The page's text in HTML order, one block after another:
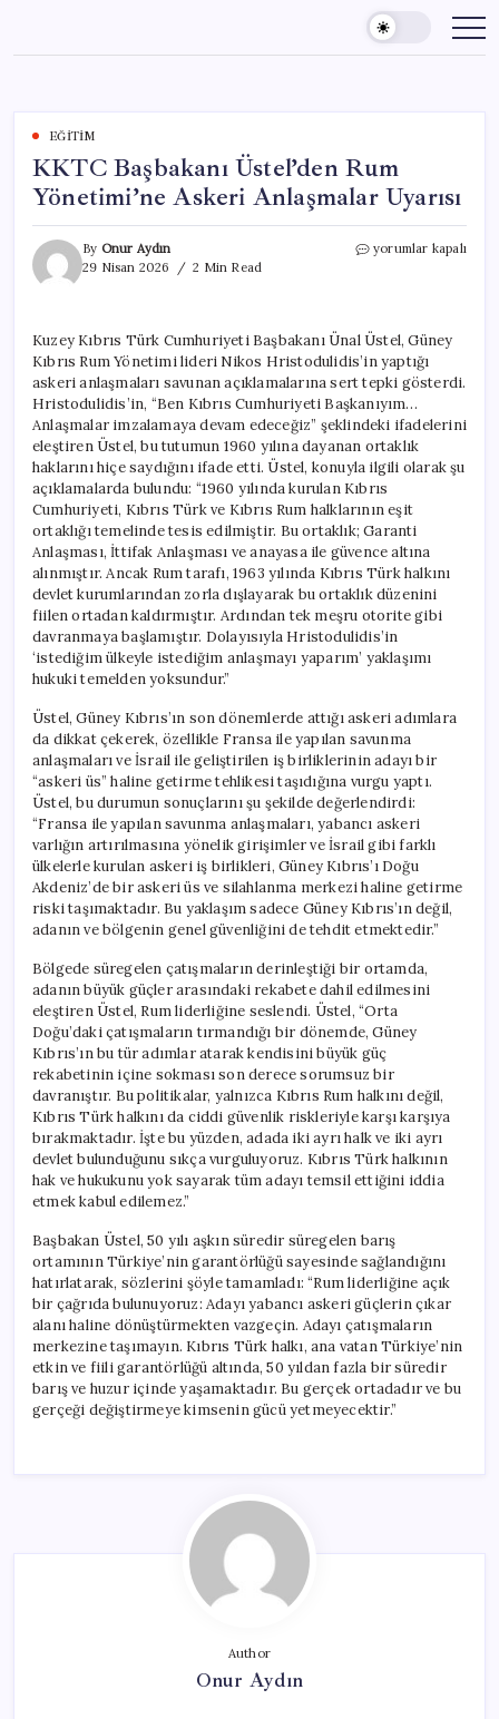
content
EĞITIM
KKTC Başbakanı Üstel’den Rum
Yönetimi’ne Askeri Anlaşmalar Uyarısı
By Onur Aydın
29 Nisan 2026
2 Min Read
KKTC
Askeri
Anlaşmalar
Uyarısı
için
yorumlar kapalı
Kuzey Kıbrıs Türk Cumhuriyeti Başbakanı Ünal Üstel, Güney
Kıbrıs Rum Yönetimi lideri Nikos Hristodulidis’in yaptığı
askeri anlaşmaları savunan açıklamalarına sert tepki gösterdi.
Hristodulidis’in, “Ben Kıbrıs Cumhuriyeti Başkanıyım…
Anlaşmalar imzalamaya devam edeceğiz” şeklindeki ifadelerini
eleştiren Üstel, bu tutumun 1960 yılına dayanan ortaklık
haklarını hiçe saydığını ifade etti. Üstel, konuyla ilgili olarak şu
açıklamalarda bulundu: “1960 yılında kurulan Kıbrıs
Cumhuriyeti, Kıbrıs Türk ve Kıbrıs Rum halklarının eşit
ortaklığı temelinde tesis edilmiştir. Bu ortaklık; Garanti
Anlaşması, İttifak Anlaşması ve anayasa ile güvence altına
alınmıştır. Ancak Rum tarafı, 1963 yılında Kıbrıs Türk halkını
devlet kurumlarından zorla dışlayarak bu ortaklık düzenini
fiilen ortadan kaldırmıştır. Ardından tek meşru otorite gibi
davranmaya başlamıştır. Dolayısıyla Hristodulidis’in
‘istediğim ülkeyle istediğim anlaşmayı yaparım’ yaklaşımı
hukuki temelden yoksundur.”
Üstel, Güney Kıbrıs’ın son dönemlerde attığı askeri adımlara
da dikkat çekerek, özellikle Fransa ile yapılan savunma
anlaşmaları ve İsrail ile geliştirilen iş birliklerinin adayı bir
“askeri üs” haline getirme tehlikesi taşıdığına vurgu yaptı.
Üstel, bu durumun sonuçlarını şu şekilde değerlendirdi:
“Fransa ile yapılan savunma anlaşmaları, yabancı askeri
varlığın artırılmasına yönelik girişimler ve İsrail gibi farklı
ülkelerle kurulan askeri iş birlikleri, Güney Kıbrıs’ı Doğu
Akdeniz’de bir askeri üs ve silahlanma merkezi haline getirme
riski taşımaktadır. Bu yaklaşım sadece Güney Kıbrıs’ın değil,
adanın ve bölgenin genel güvenliğini de tehdit etmektedir.”
Bölgede süregelen çatışmaların derinleştiği bir ortamda,
adanın büyük güçler arasındaki rekabete dahil edilmesini
eleştiren Üstel, Rum liderliğine seslendi. Üstel, “Orta
Doğu’daki çatışmaların tırmandığı bir dönemde, Güney
Kıbrıs’ın bu tür adımlar atarak kendisini büyük güç
rekabetinin içine sokması son derece sorumsuz bir
davranıştır. Bu politikalar, yalnızca Kıbrıs Rum halkını değil,
Kıbrıs Türk halkını da ciddi güvenlik riskleriyle karşı karşıya
bırakmaktadır. İşte bu yüzden, adada iki ayrı halk ve iki ayrı
devlet bulunduğunu sıkça vurguluyoruz. Kıbrıs Türk halkının
hak ve hukukunu yok sayarak tüm adayı temsil ettiğini iddia
etmek kabul edilemez.”
Başbakan Üstel, 50 yılı aşkın süredir süregelen barış
ortamının Türkiye’nin garantörlüğü sayesinde sağlandığını
hatırlatarak, sözlerini şöyle tamamladı: “Rum liderliğine açık
bir çağrıda bulunuyoruz: Adayı yabancı askeri güçlerin çıkar
alanı haline dönüştürmekten vazgeçin. Adayı çatışmaların
merkezine taşımayın. Kıbrıs Türk halkı, ana vatan Türkiye’nin
etkin ve fiili garantörlüğü altında, 50 yıldan fazla bir süredir
barış ve huzur içinde yaşamaktadır. Bu gerçek ortadadır ve bu
gerçeği değiştirmeye kimsenin gücü yetmeyecektir.”
Author
Onur Aydın